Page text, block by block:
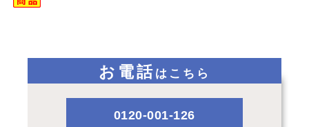
お電話 はこちら
0120-001-126